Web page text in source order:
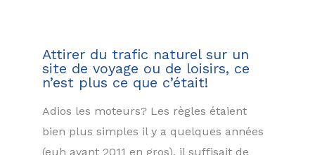
Attirer du trafic naturel sur un
site de voyage ou de loisirs, ce
n’est plus ce que c’était!
Adios les moteurs? Les règles étaient
bien plus simples il y a quelques années
(euh avant 2011 en gros), il suffisait de